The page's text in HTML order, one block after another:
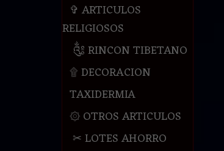
✞ ARTICULOS
RELIGIOSOS
༃ RINCON TIBETANO
۩ DECORACION
TAXIDERMIA
۞ OTROS ARTICULOS
✂ LOTES AHORRO